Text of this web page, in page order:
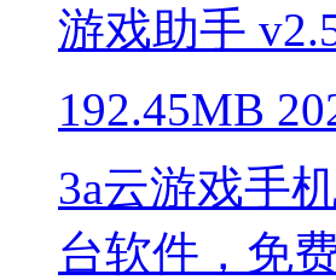
游戏助手
192.45MB
3a云游戏手
台软件，免